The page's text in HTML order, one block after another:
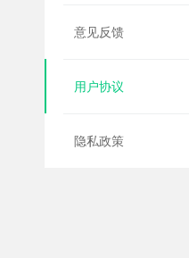
意见反馈
用户协议
隐私政策